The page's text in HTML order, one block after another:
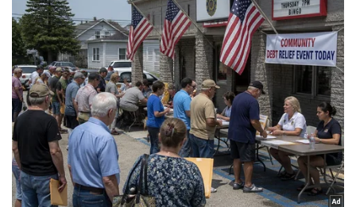
Kinh tế
Bất động sản
Khởi nghiệp
Thị trường
Giá vàng
Tiêu dùng